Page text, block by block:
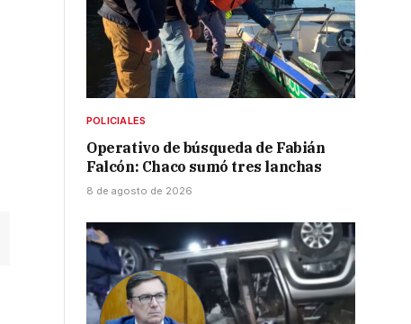
POLICIALES
Operativo de búsqueda de Fabián
Falcón: Chaco sumó tres lanchas
8 de agosto de 2026